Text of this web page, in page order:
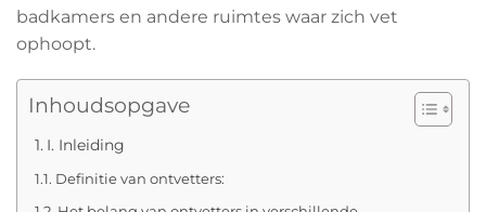
badkamers en andere ruimtes waar zich vet
ophoopt.
Inhoudsopgave
I. Inleiding
Definitie van ontvetters: